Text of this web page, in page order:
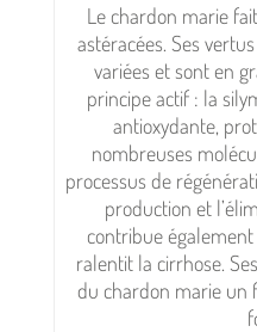
Le chardon marie
astéracées. Ses
variées et sont en
principe actif : la
antioxydante,
nombreuses
processus de
production et
contribue
ralentit la cirrhose.
du chardon marie un